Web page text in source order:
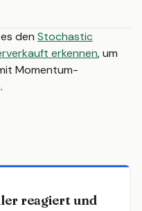
den Stochastic
erkennen, um
Momentum-
reagiert und